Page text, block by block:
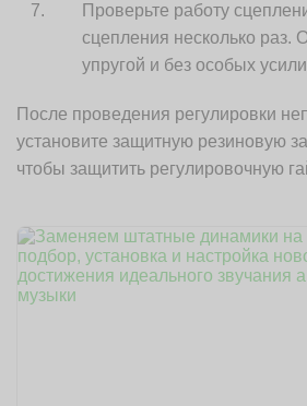
Проверьте работу
сцепления несколько раз.
упругой и без особых
После проведения регулировки
установите защитную резиновую
чтобы защитить регулировочную